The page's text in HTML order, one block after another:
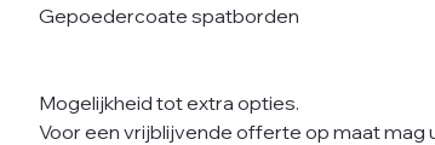
Gepoedercoate spatborden
Mogelijkheid tot extra opties.
Voor een vrijblijvende offerte op maat mag